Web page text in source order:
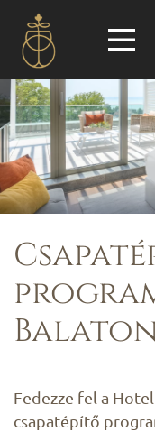
Fedezze fel a
csapatépítő